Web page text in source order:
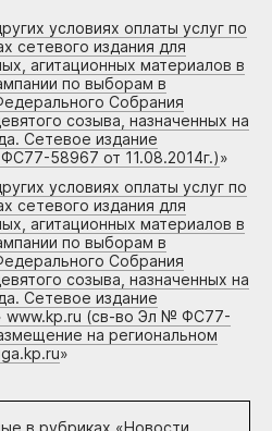
условиях оплаты услуг по
сетевого издания для
агитационных материалов в
по выборам в
Собрания
созыва, назначенных на
Сетевое издание
58967 от 11.08.2014г.)»
условиях оплаты услуг по
сетевого издания для
агитационных материалов в
по выборам в
Собрания
созыва, назначенных на
Сетевое издание
www.kp.ru (св-во Эл № ФС77-
на региональном
»